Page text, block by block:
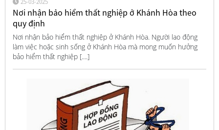
25-03-2025
Nơi nhận bảo hiểm thất nghiệp ở Khánh Hòa theo
quy định
Nơi nhận bảo hiểm thất nghiệp ở Khánh Hòa. Người lao động
làm việc hoặc sinh sống ở Khánh Hòa mà mong muốn hưởng
bảo hiểm thất nghiệp [....]